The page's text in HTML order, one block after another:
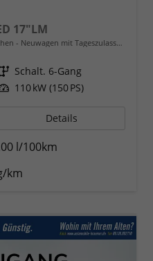
17"LM
Neuwagen mit Tageszulassung
Getriebe Schalt. 6-Gang
Leistung 110 kW (150 PS)
Details
l/100km
km